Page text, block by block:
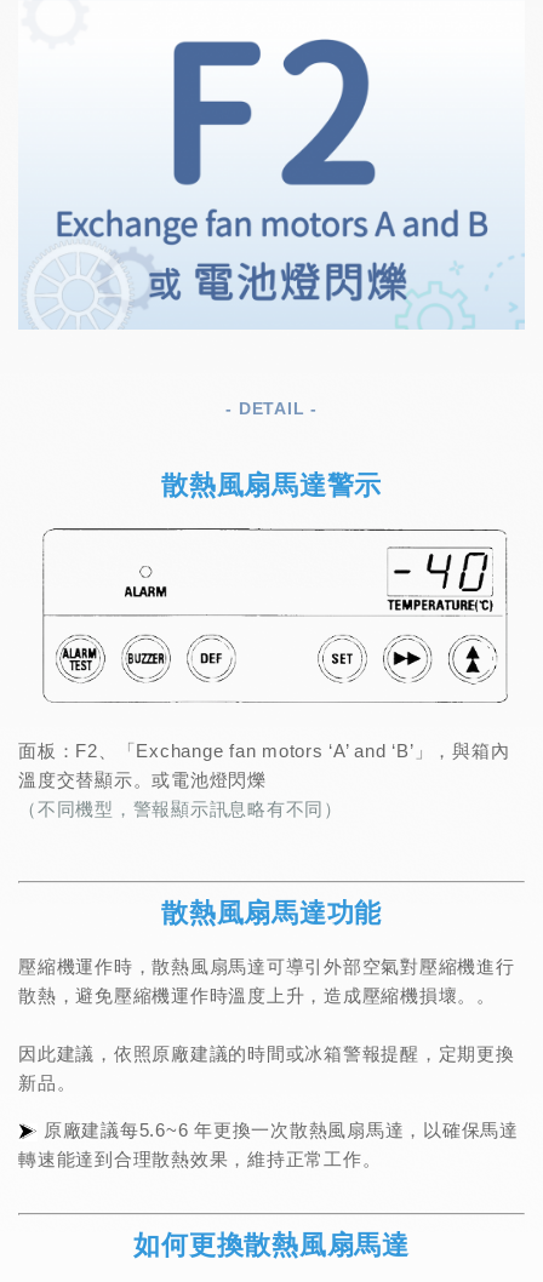
- DETAIL -
散熱風扇馬達警示
面板：F2、「Exchange fan motors ‘A’ and ‘B’」，與箱內
溫度交替顯示。或電池燈閃爍
（不同機型，警報顯示訊息略有不同）
散熱風扇馬達功能
壓縮機運作時，散熱風扇馬達可導引外部空氣對壓縮機進行
散熱，避免壓縮機運作時溫度上升，造成壓縮機損壞。 。
因此建議，依照原廠建議的時間或冰箱警報提醒，定期更換
新品。
原廠建議每5.6~6 年更換一次散熱風扇馬達，以確保馬達
轉速能達到合理散熱效果，維持正常工作。
如何更換散熱風扇馬達